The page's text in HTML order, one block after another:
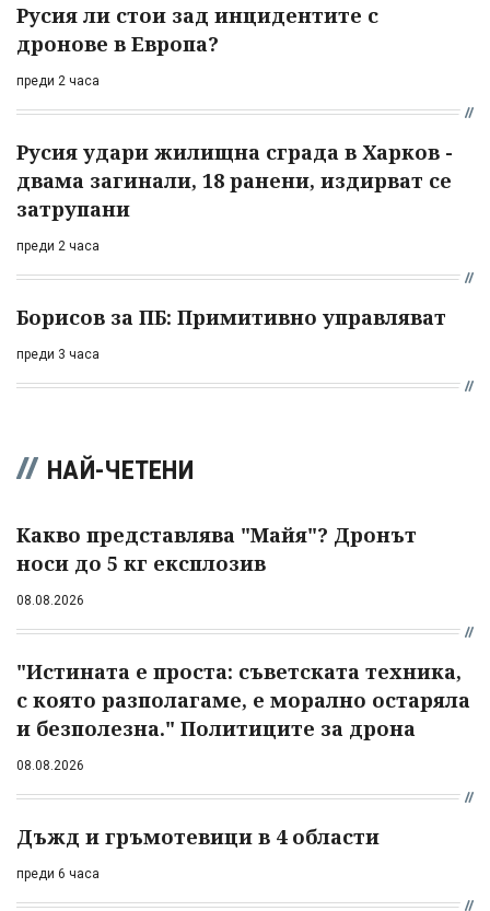
Русия ли стои зад инцидентите с
дронове в Европа?
преди 2 часа
Русия удари жилищна сграда в Харков -
двама загинали, 18 ранени, издирват се
затрупани
преди 2 часа
Борисов за ПБ: Примитивно управляват
преди 3 часа
НАЙ-ЧЕТЕНИ
Какво представлява "Майя"? Дронът
носи до 5 кг експлозив
08.08.2026
"Истината е проста: съветската техника,
с която разполагаме, е морално остаряла
и безполезна." Политиците за дрона
08.08.2026
Дъжд и гръмотевици в 4 области
преди 6 часа